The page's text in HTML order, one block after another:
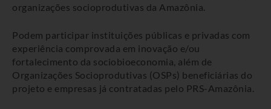
organizações socioprodutivas da Amazônia.
Podem participar instituições públicas e privadas com
experiência comprovada em inovação e/ou
fortalecimento da sociobioeconomia, além de
Organizações Socioprodutivas (OSPs) beneficiárias do
projeto e empresas já contratadas pelo PRS-Amazônia.